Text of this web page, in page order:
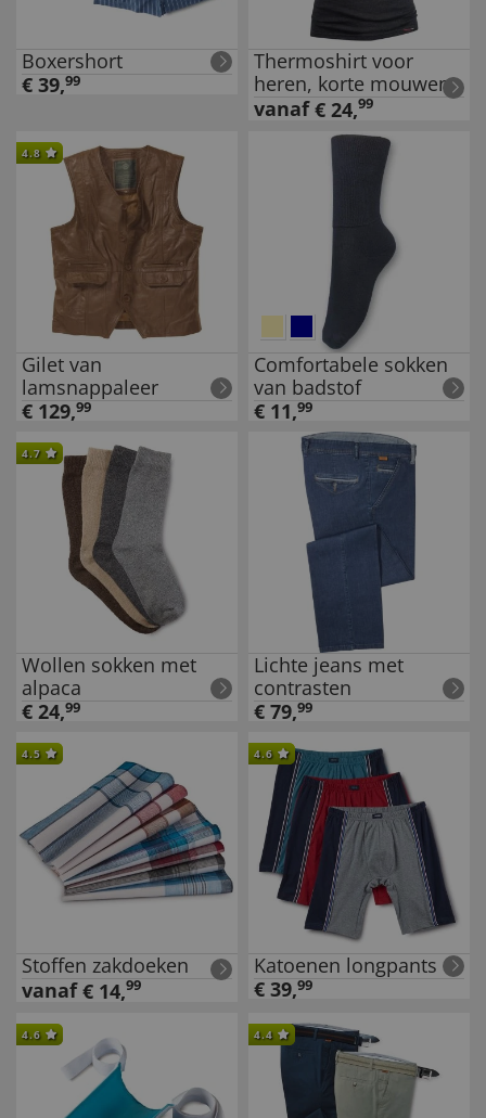
Boxershort
€ 39,99
Thermoshirt voor
heren, korte mouwen
vanaf € 24,99
4.8
Gilet van
lamsnappaleer
€ 129,99
Comfortabele sokken
van badstof
€ 11,99
4.7
Wollen sokken met
alpaca
€ 24,99
Lichte jeans met
contrasten
€ 79,99
4.5
Stoffen zakdoeken
vanaf € 14,99
4.6
Katoenen longpants
€ 39,99
4.6 4.4